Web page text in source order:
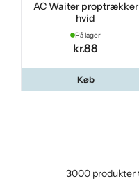
AC Waiter proptrækker
hvid
På lager
kr.88
Køb
3000 produkter